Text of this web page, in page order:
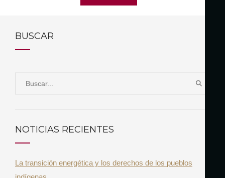
BUSCAR
c
f
B
NOTICIAS RECIENTES
La transición energética y los derechos de los pueblos